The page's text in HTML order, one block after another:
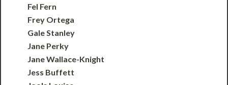
Fel Fern
Frey Ortega
Gale Stanley
Jane Perky
Jane Wallace-Knight
Jess Buffett